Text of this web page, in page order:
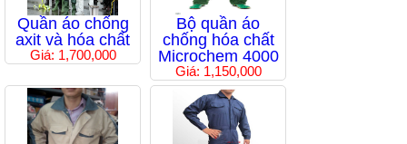
Quần áo chống
axit và hóa chất
Giá: 1,700,000
Bộ quần áo
chống hóa chất
Microchem 4000
Giá: 1,150,000